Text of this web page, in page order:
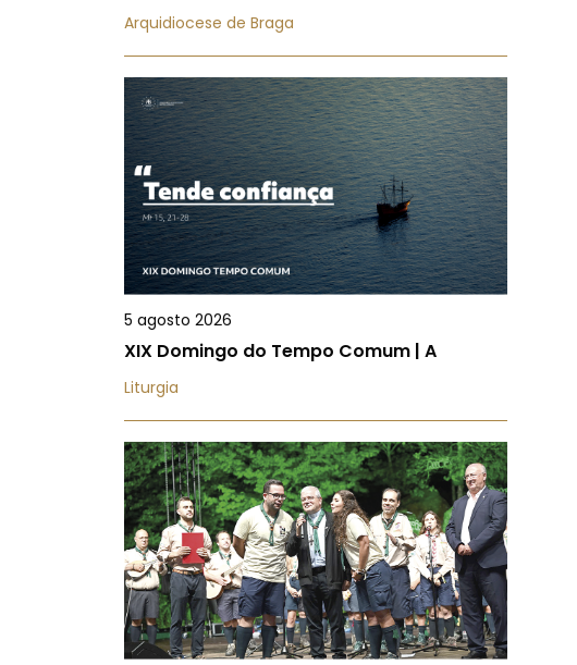
Arquidiocese de Braga
5 agosto 2026
XIX Domingo do Tempo Comum | A
Liturgia